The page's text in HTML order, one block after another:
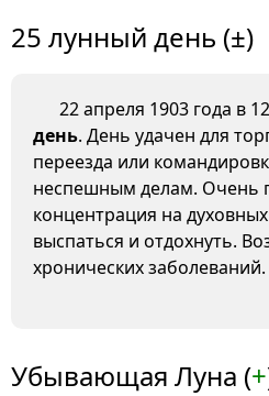
25 лунный день (±)
22 апреля 1903 года в
день. День удачен для
переезда или
неспешным делам. Очень
концентрация на
выспаться и отдохнуть.
хронических заболеваний.
Убывающая Луна (+